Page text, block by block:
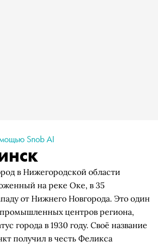
Snob AI
в Нижегородской области
на реке Оке, в 35
от Нижнего Новгорода. Это один
центров региона,
города в 1930 году. Своё название
получил в честь Феликса